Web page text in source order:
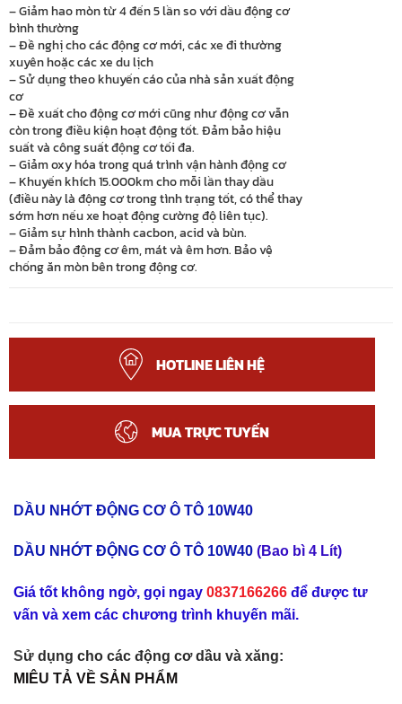
– Giảm hao mòn từ 4 đến 5 lần so với dầu động cơ
bình thường
– Đề nghị cho các động cơ mới, các xe đi thường
xuyên hoặc các xe du lịch
– Sử dụng theo khuyến cáo của nhà sản xuất động
cơ
– Đề xuất cho động cơ mới cũng như động cơ vẫn
còn trong điều kiện hoạt động tốt. Đảm bảo hiệu
suất và công suất động cơ tối đa.
– Giảm oxy hóa trong quá trình vận hành động cơ
– Khuyến khích 15.000km cho mỗi lần thay dầu
(điều này là động cơ trong tình trạng tốt, có thể thay
sớm hơn nếu xe hoạt động cường độ liên tục).
– Giảm sự hình thành cacbon, acid và bùn.
– Đảm bảo động cơ êm, mát và êm hơn. Bảo vệ
chống ăn mòn bên trong động cơ.
HOTLINE LIÊN HỆ
MUA TRỰC TUYẾN
DẦU NHỚT ĐỘNG CƠ Ô TÔ 10W40
DẦU NHỚT ĐỘNG CƠ Ô TÔ 10W40 (Bao bì 4 Lít)
Giá tốt không ngờ, gọi ngay 0837166266 để được tư
vấn và xem các chương trình khuyến mãi.
Sử dụng cho các động cơ dầu và xăng:
MIÊU TẢ VỀ SẢN PHẨM